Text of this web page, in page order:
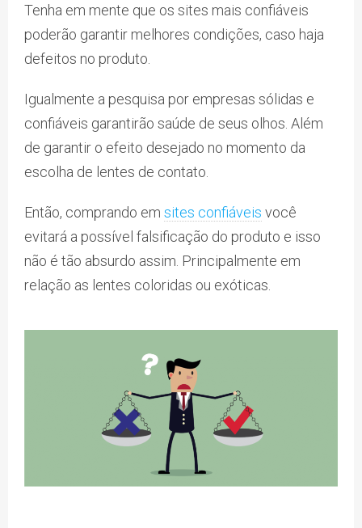
Tenha em mente que os sites mais confiáveis
poderão garantir melhores condições, caso haja
defeitos no produto.
Igualmente a pesquisa por empresas sólidas e
confiáveis garantirão saúde de seus olhos. Além
de garantir o efeito desejado no momento da
escolha de lentes de contato.
Então, comprando em sites confiáveis você
evitará a possível falsificação do produto e isso
não é tão absurdo assim. Principalmente em
relação as lentes coloridas ou exóticas.